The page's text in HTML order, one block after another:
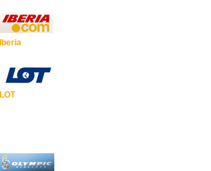
Iberia
LOT